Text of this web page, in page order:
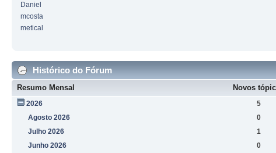
Daniel
mcosta
metical
Histórico do Fórum
Resumo Mensal Novos
2026 5
Agosto 2026
0
Julho 2026
1
Junho 2026
0